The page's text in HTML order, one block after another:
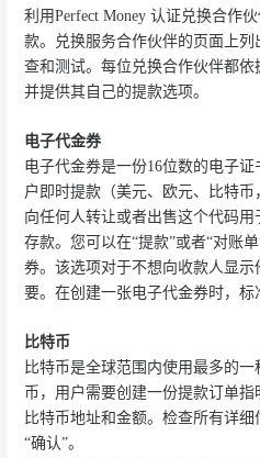
利用Perfect Money 认证兑换合作
款。兑换服务合作伙伴的页面上
查和测试。每位兑换合作伙伴都依
并提供其自己的提款选项。
电子代金券
电子代金券是一份16位数的电子证
户即时提款（美元、欧元、比特
向任何人转让或者出售这个代码用
存款。您可以在“提款”或者“对账
券。该选项对于不想向收款人显
要。在创建一张电子代金券时，标
比特币
比特币是全球范围内使用最多的
币，用户需要创建一份提款订单
比特币地址和金额。检查所有详
“确认”。